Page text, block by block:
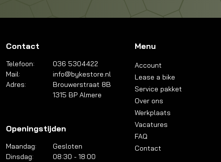
Contact
Telefoon:
036 5304422
Mail:
info@bykestore.nl
Adres:
Brouwerstraat 8B
1315 BP Almere
Openingstijden
Maandag:
Gesloten
Dinsdag:
08:30 - 18:00
Menu
Account
Lease a bike
Service pakket
Over ons
Werkplaats
Vacatures
FAQ
Contact